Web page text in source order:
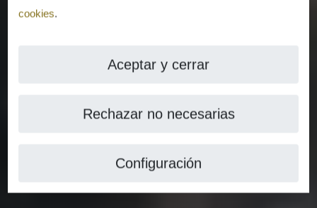
cookies.
Aceptar y cerrar
Rechazar no necesarias
Configuración